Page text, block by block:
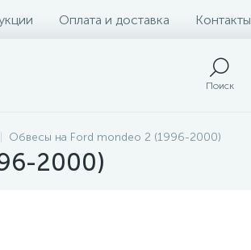
Оплата и доставка Контакты
Поиск
Обвесы на Ford mondeo 2 (1996-2000)
2000)